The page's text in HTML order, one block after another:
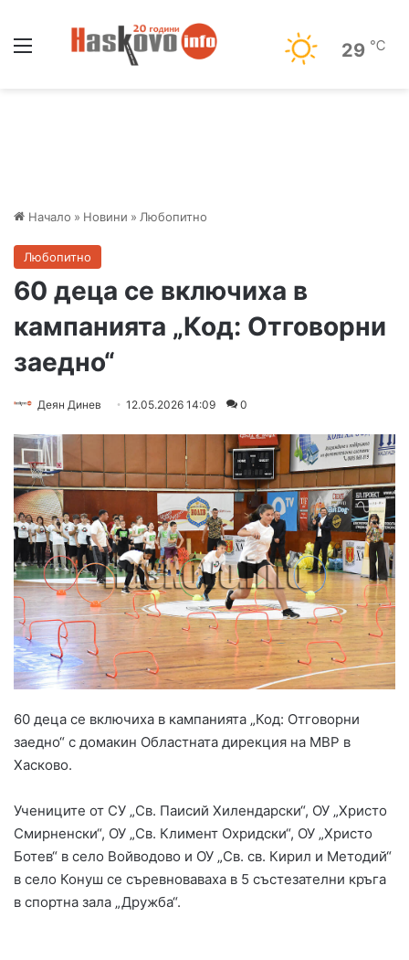
29 ℃
Начало » Новини » Любопитно
Любопитно
60 деца се включиха в
кампанията „Код: Отговорни
заедно“
Деян Динев 12.05.2026 14:09 0
60 деца се включиха в кампанията „Код: Отговорни
заедно“ с домакин Областната дирекция на МВР в
Хасково.
Учениците от СУ „Св. Паисий Хилендарски“, ОУ „Христо
Смирненски“, ОУ „Св. Климент Охридски“, ОУ „Христо
Ботев“ в село Войводово и ОУ „Св. св. Кирил и Методий“
в село Конуш се съревноваваха в 5 състезателни кръга
в спортна зала „Дружба“.